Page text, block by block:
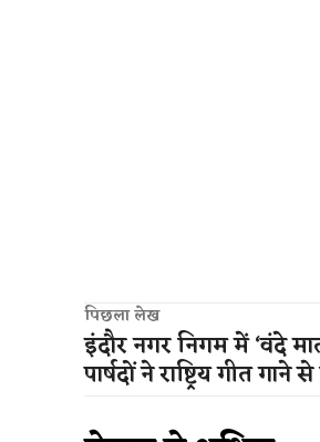
पिछला लेख
इंदौर नगर निगम में ‘वंदे
पार्षदों ने राष्ट्रिय गीत